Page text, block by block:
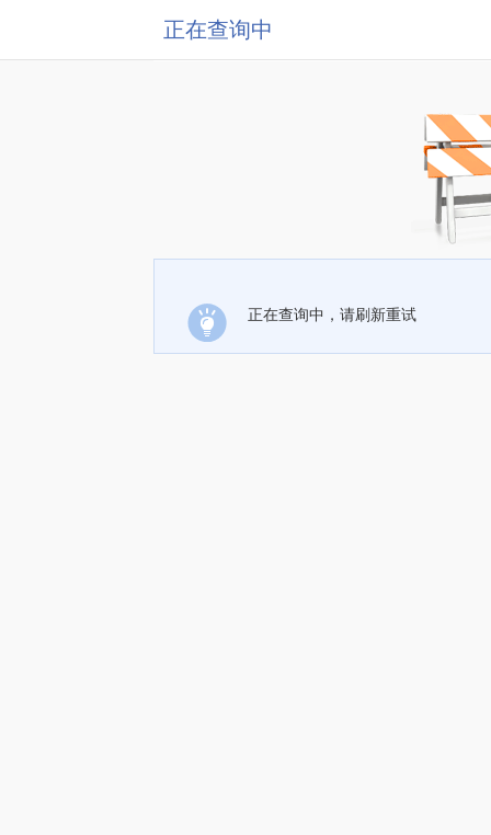
正在查询中
正在查询中，请刷新重试